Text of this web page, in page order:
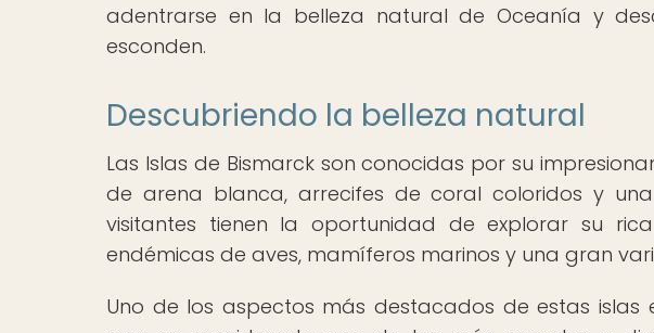
adentrarse en la belleza natural de Oceanía y
esconden.
Descubriendo la belleza natural
Las Islas de Bismarck son conocidas por su
de arena blanca, arrecifes de coral coloridos y
visitantes tienen la oportunidad de explorar su
endémicas de aves, mamíferos marinos y una gran
Uno de los aspectos más destacados de estas islas